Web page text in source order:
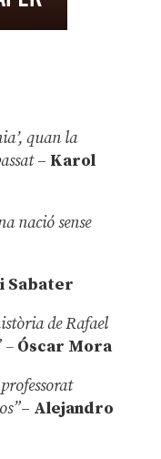
quan la
– Karol
nació sense
Sabater
de Rafael
–Óscar Mora
– Alejandro